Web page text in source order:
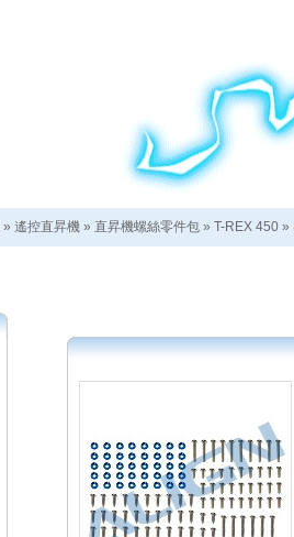
» 遙控直昇機 » 直昇機螺絲零件包 » T-REX 450 »